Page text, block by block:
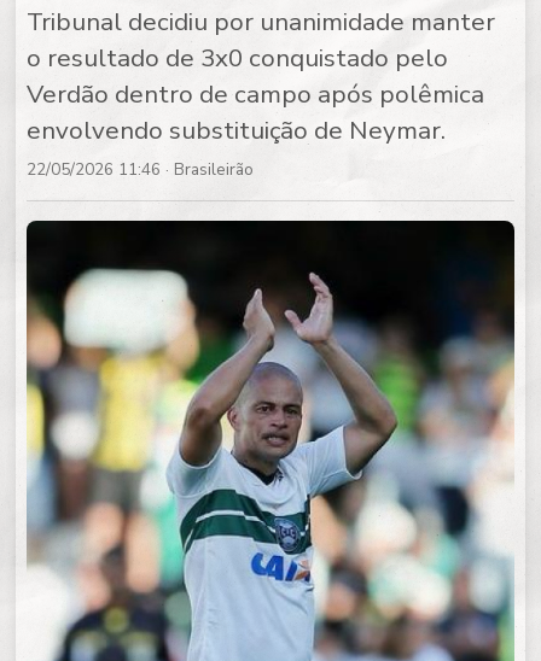
Tribunal decidiu por unanimidade manter
o resultado de 3x0 conquistado pelo
Verdão dentro de campo após polêmica
envolvendo substituição de Neymar.
22/05/2026 11:46 · Brasileirão